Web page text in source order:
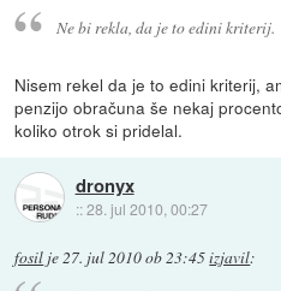
Ne bi rekla, da je to edini kriterij.
Nisem rekel da je to edini kriterij,
penzijo obračuna še nekaj
koliko otrok si pridelal.
dronyx
::28. jul 2010, 00:27
fosil je 27. jul 2010 ob 23:45izjavil: